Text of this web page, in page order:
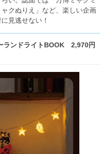
クぬりえ」など、楽しい企画
見逃せない！
ランドライトBOOK 2,970円